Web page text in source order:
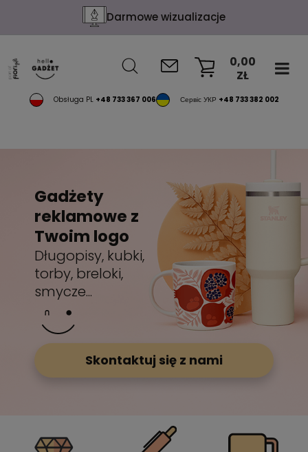
Darmowe wizualizacje
Obsługa PL +48 733 367 006 Сервіс УКР +48 733 382 002
0,00
ZŁ
Gadżety
reklamowe z
Twoim logo
Długopisy, kubki,
torby, breloki,
smycze...
Skontaktuj się z nami